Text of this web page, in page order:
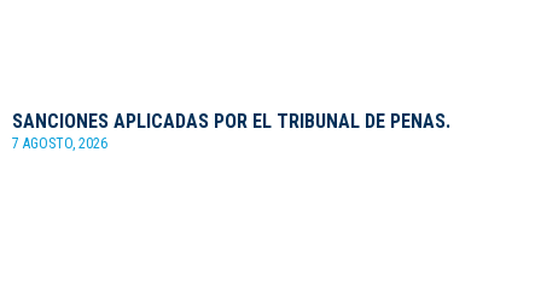
SANCIONES APLICADAS POR EL TRIBUNAL DE PENAS.
7 AGOSTO, 2026